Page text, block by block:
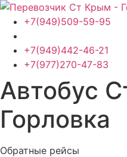
Перейти
содержимому
+7(949)509-59-95
+7(949)442-46-21
+7(977)270-47-83
Автобус
Горловка
Обратные рейсы